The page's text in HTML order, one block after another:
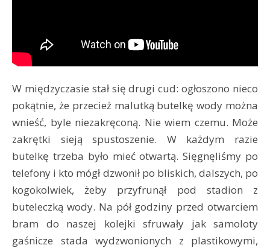
W międzyczasie stał się drugi cud: ogłoszono nieco
pokątnie, że przecież malutką butelkę wody można
wnieść, byle niezakręconą. Nie wiem czemu. Może
zakrętki sieją spustoszenie. W każdym razie
butelkę trzeba było mieć otwartą. Sięgnęliśmy po
telefony i kto mógł dzwonił po bliskich, dalszych, po
kogokolwiek, żeby przyfrunął pod stadion z
buteleczką wody. Na pół godziny przed otwarciem
bram do naszej kolejki sfruwały jak samoloty
gaśnicze stada wydzwonionych z plastikowymi,